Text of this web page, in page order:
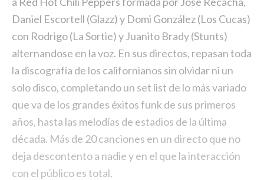
Daniel Escortell (Glazz) y Domi González (Los Cucas)
con Rodrigo (La Sortie) y Juanito Brady (Stunts)
alternandose en la voz. En sus directos, repasan toda
la discografía de los californianos sin olvidar ni un
solo disco, completando un set list de lo más variado
que va de los grandes éxitos funk de sus primeros
años, hasta las melodías de estadios de la última
década. Más de 20 canciones en un directo que no
deja descontento a nadie y en el que la interacción
con el público es total.